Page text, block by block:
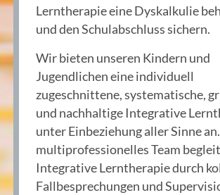
Lerntherapie eine Dyskalkulie
und den Schulabschluss sichern.
Wir bieten unseren Kindern und
Jugendlichen eine individuell
zugeschnittene, systematische,
und nachhaltige Integrative
unter Einbeziehung aller Sinne
multiprofessionelles Team
Integrative Lerntherapie durch
Fallbesprechungen und